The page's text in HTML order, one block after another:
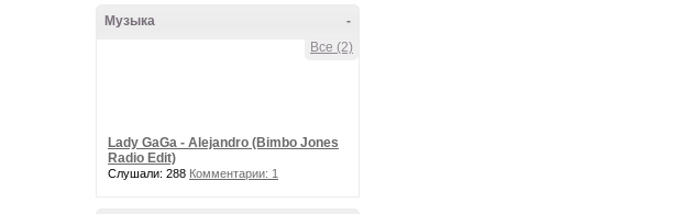
-
Музыка
Все (2)
Lady GaGa - Alejandro (Bimbo Jones
Radio Edit)
Слушали: 288 Комментарии: 1